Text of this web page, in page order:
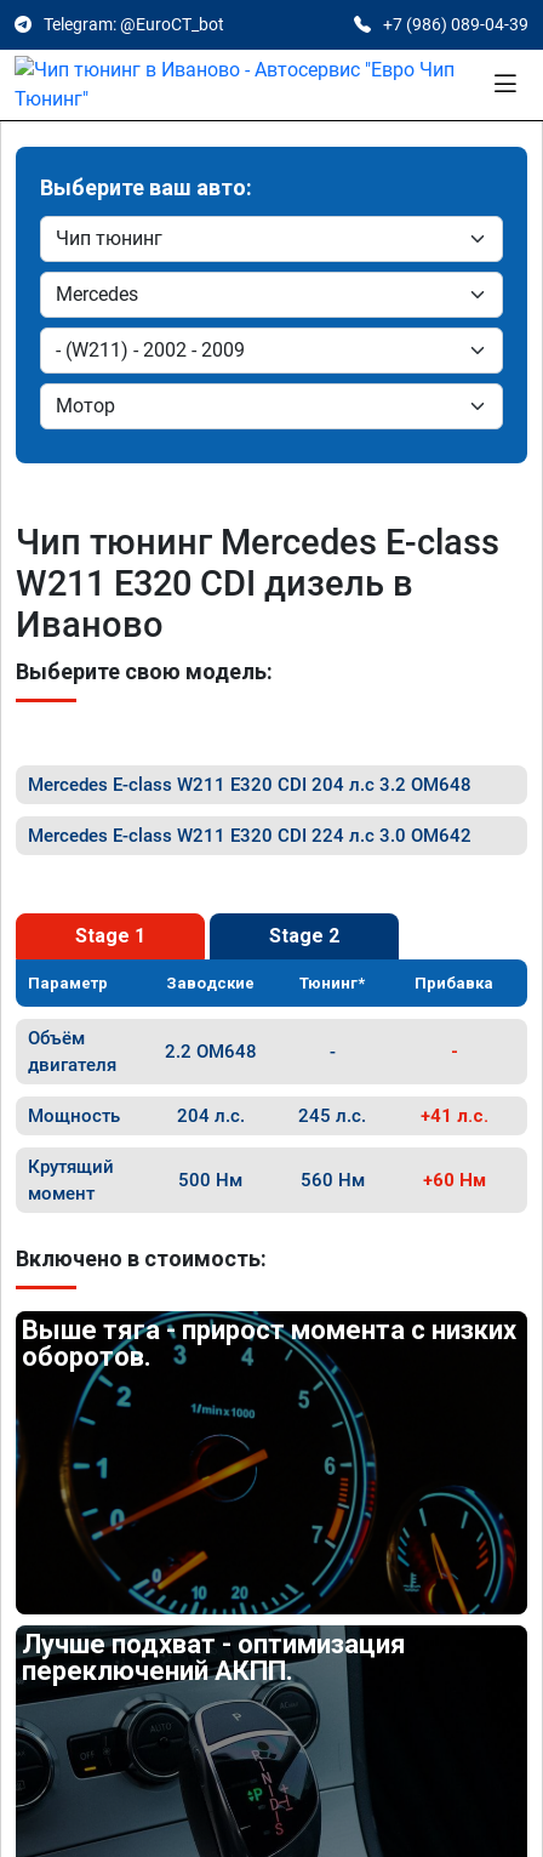
Telegram: @EuroCT_bot +7 (986) 089-04-39
Выберите ваш авто:
Чип тюнинг Mercedes E-class
W211 E320 CDI дизель в
Иваново
Выберите свою модель:
Mercedes E-class W211 E320 CDI 204 л.с 3.2 OM648
Mercedes E-class W211 E320 CDI 224 л.с 3.0 OM642
Stage 1 Stage 2
Параметр Заводские Тюнинг* Прибавка
Объём
двигателя
2.2 OM648 - -
Мощность 204 л.с. 245 л.с. +41 л.с.
Крутящий
момент
500 Нм 560 Нм +60 Нм
Включено в стоимость:
Выше тяга - прирост момента с низких
оборотов.
Лучше подхват - оптимизация
переключений АКПП.